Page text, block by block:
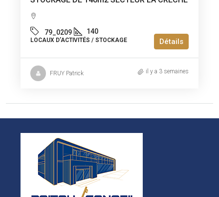
79_0209 140
LOCAUX D’ACTIVITÉS / STOCKAGE Détails
FRUY Patrick il y a 3 semaines